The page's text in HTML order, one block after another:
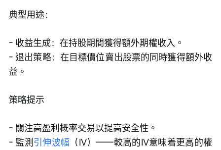
典型用途：
- 收益生成：在持股期間獲得額外期權收入。
- 退出策略：在目標價位賣出股票的同時獲得額外收
益。
策略提示
- 關注高盈利概率交易以提高安全性。
- 監測引伸波幅 （IV）——較高的IV意味着更高的權